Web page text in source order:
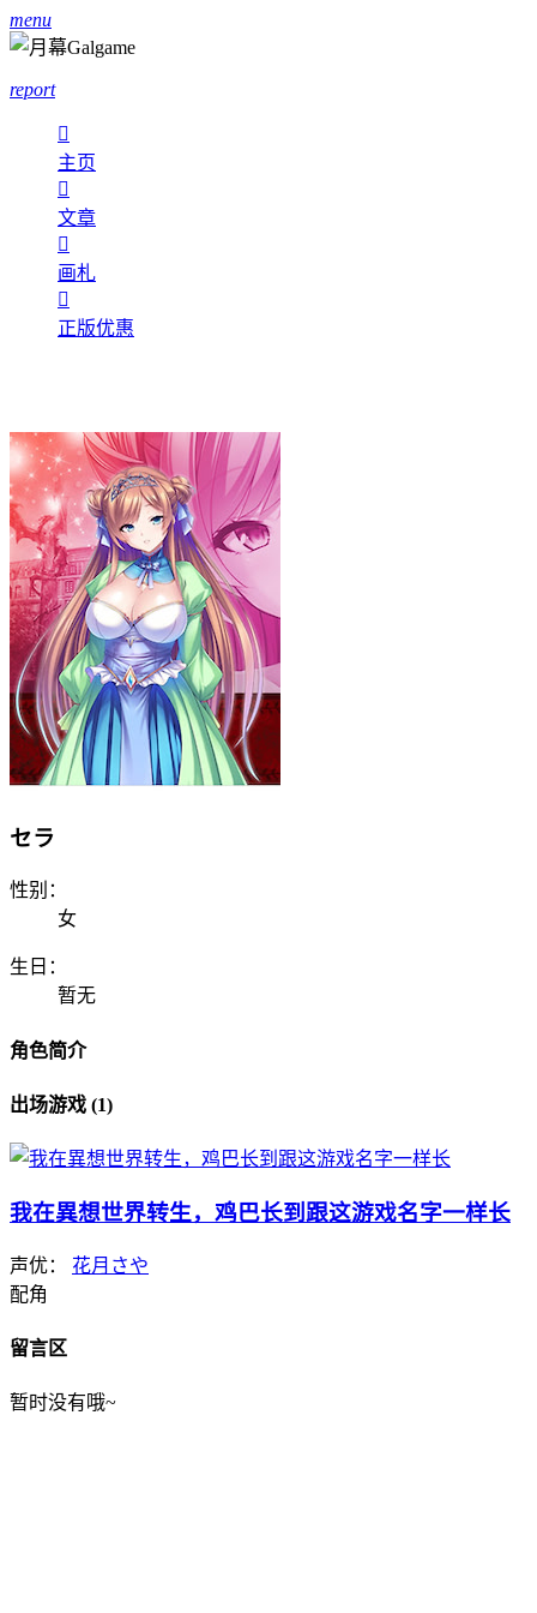
menu
report

主页

文章

画札

正版优惠
セラ
性别：
女
生日：
暂无
角色简介
出场游戏 (1)
我在異想世界转生，鸡巴长到跟这游戏名字一样长
声优： 花月さや
配角
留言区
暂时没有哦~